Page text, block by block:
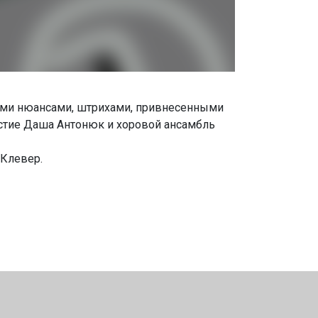
нюансами, штрихами, привнесенными
Даша Антонюк и хоровой ансамбль